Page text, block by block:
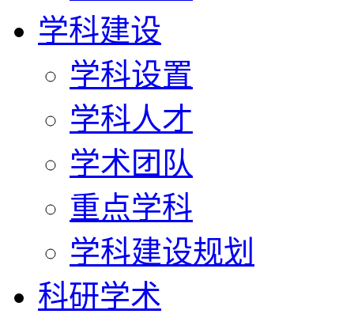
学科建设
学科设置
学科人才
学术团队
重点学科
学科建设规划
科研学术